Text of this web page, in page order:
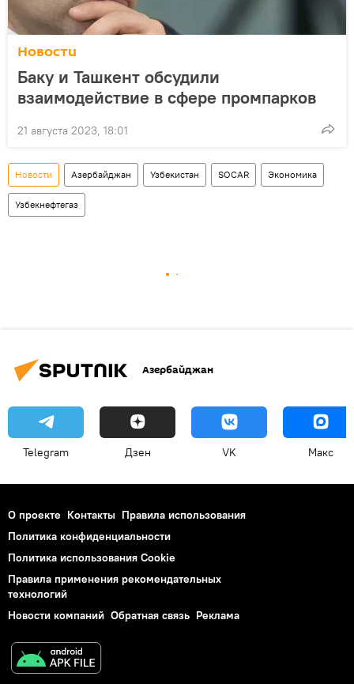
Новости
Баку и Ташкент обсудили
взаимодействие в сфере промпарков
21 августа 2023, 18:01
Новости Азербайджан Узбекистан SOCAR Экономика
Узбекнефтегаз
Азербайджан
Telegram Дзен VK Макс
О проекте Контакты Правила использования
Политика конфиденциальности
Политика использования Cookie
Правила применения рекомендательных
технологий
Новости компаний Обратная связь Реклама